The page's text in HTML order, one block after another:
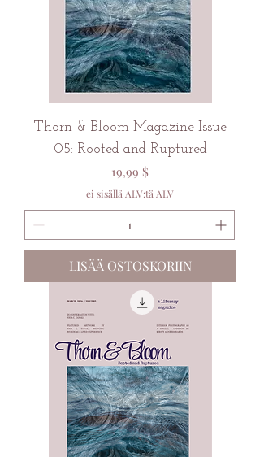
Thorn & Bloom Magazine Issue
05: Rooted and Ruptured
Hinta
19,99 $
ei sisällä ALV:tä ALV
LISÄÄ OSTOSKORIIN